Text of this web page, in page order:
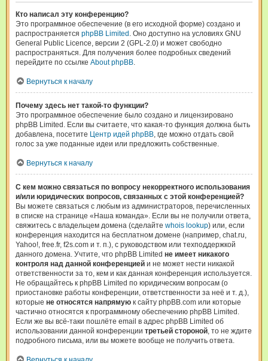
Кто написал эту конференцию?
Это программное обеспечение (в его исходной форме) создано и
распространяется phpBB Limited . Оно доступно на условиях GNU
General Public Licence, версии 2 (GPL-2.0) и может свободно
распространяться. Для получения более подробных сведений
перейдите по ссылке About phpBB.
Вернуться к началу
Почему здесь нет такой-то функции?
Это программное обеспечение было создано и лицензировано
phpBB Limited. Если вы считаете, что какая-то функция должна быть
добавлена, посетите Центр идей phpBB, где можно отдать свой
голос за уже поданные идеи или предложить собственные.
Вернуться к началу
С кем можно связаться по вопросу некорректного использования
и/или юридических вопросов, связанных с этой конференцией?
Вы можете связаться с любым из администраторов, перечисленных
в списке на странице «Наша команда». Если вы не получили ответа,
свяжитесь с владельцем домена (сделайте whois lookup) или, если
конференция находится на бесплатном домене (например, chat.ru,
Yahoo!, free.fr, f2s.com и т. п.), с руководством или техподдержкой
данного домена. Учтите, что phpBB Limited не имеет никакого
контроля над данной конференцией и не может нести никакой
ответственности за то, кем и как данная конференция используется.
Не обращайтесь к phpBB Limited по юридическим вопросам (о
приостановке работы конференции, ответственности за неё и т. д.),
которые не относятся напрямую к сайту phpBB.com или которые
частично относятся к программному обеспечению phpBB Limited.
Если же вы всё-таки пошлёте email в адрес phpBB Limited об
использовании данной конференции третьей стороной, то не ждите
подробного письма, или вы можете вообще не получить ответа.